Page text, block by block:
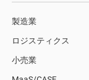
製造業
ロジスティクス
小売業